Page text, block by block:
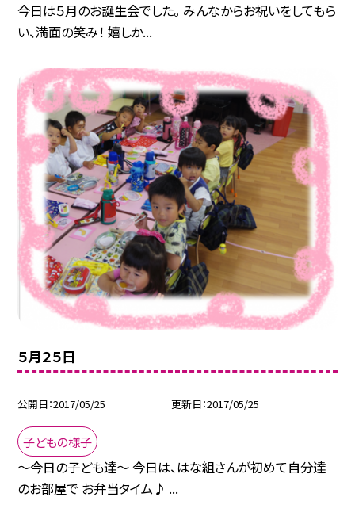
今日は５月のお誕生会でした。 みんなからお祝いをしてもら
い、満面の笑み！ 嬉しか...
５月２５日
公開日 2017/05/25 更新日 2017/05/25
子どもの様子
〜今日の子ども達〜 今日は、はな組さんが初めて自分達
のお部屋で お弁当タイム♪ ...